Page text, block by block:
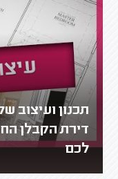
תכנון ועיצוב
דירת הקבלן
לכם